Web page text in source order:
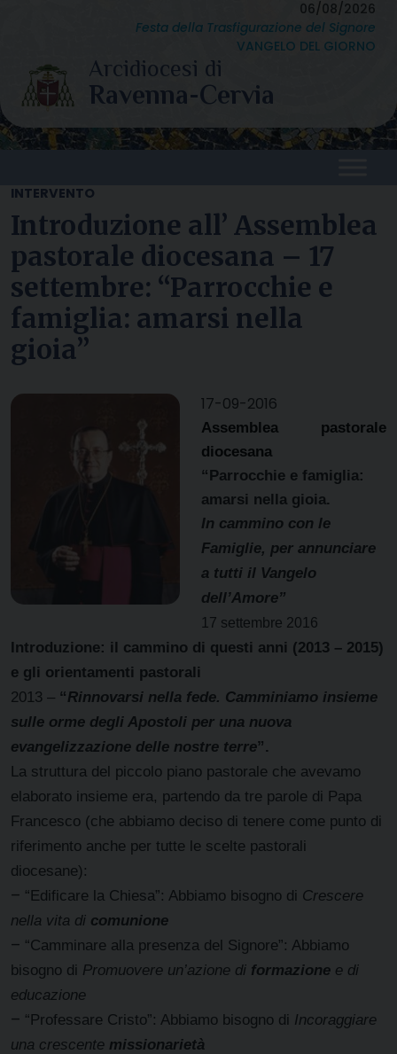
content
06/08/2026
Festa della Trasfigurazione del Signore
VANGELO DEL GIORNO
INTERVENTO
Introduzione all’ Assemblea
pastorale diocesana – 17
settembre: “Parrocchie e
famiglia: amarsi nella
gioia”
17-09-2016
Assemblea pastorale
diocesana
“Parrocchie e famiglia:
amarsi nella gioia.
In cammino con le
Famiglie, per annunciare
a tutti il Vangelo
dell’Amore”
17 settembre 2016
Introduzione: il cammino di questi anni (2013 – 2015)
e gli orientamenti pastorali
2013 – “Rinnovarsi nella fede. Camminiamo insieme
sulle orme degli Apostoli per una nuova
evangelizzazione delle nostre terre”.
La struttura del piccolo piano pastorale che avevamo
elaborato insieme era, partendo da tre parole di Papa
Francesco (che abbiamo deciso di tenere come punto di
riferimento anche per tutte le scelte pastorali
diocesane):
– “Edificare la Chiesa”: Abbiamo bisogno di Crescere
nella vita di comunione
– “Camminare alla presenza del Signore”: Abbiamo
bisogno di Promuovere un’azione di formazione e di
educazione
– “Professare Cristo”: Abbiamo bisogno di Incoraggiare
una crescente missionarietà